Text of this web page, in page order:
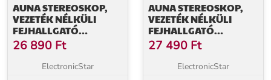
AUNA STEREOSKOP,
VEZETÉK NÉLKÜLI
FEJHALLGATÓ
SZTETOSZKÓP
SZERKEZETTEL, FÜLBE,
20 M, 2,4 GHZ,
26 890 Ft
ElectronicStar
AUNA STEREOSKOP,
VEZETÉK NÉLKÜLI
FEJHALLGATÓ
SZTETOSZKÓP
SZERKEZETTEL, FÜLBE,
20 M, 2,4 GHZ,
27 490 Ft
ElectronicStar